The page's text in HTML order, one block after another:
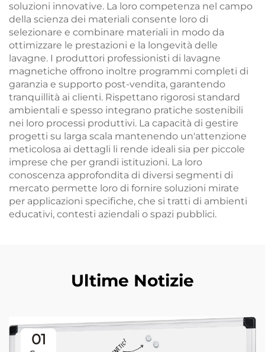
soluzioni innovative. La loro competenza nel campo
della scienza dei materiali consente loro di
selezionare e combinare materiali in modo da
ottimizzare le prestazioni e la longevità delle
lavagne. I produttori professionisti di lavagne
magnetiche offrono inoltre programmi completi di
garanzia e supporto post-vendita, garantendo
tranquillità ai clienti. Rispettano rigorosi standard
ambientali e spesso integrano pratiche sostenibili
nei loro processi produttivi. La capacità di gestire
progetti su larga scala mantenendo un'attenzione
meticolosa ai dettagli li rende ideali sia per piccole
imprese che per grandi istituzioni. La loro
conoscenza approfondita di diversi segmenti di
mercato permette loro di fornire soluzioni mirate
per applicazioni specifiche, che si tratti di ambienti
educativi, contesti aziendali o spazi pubblici.
Ultime Notizie
01